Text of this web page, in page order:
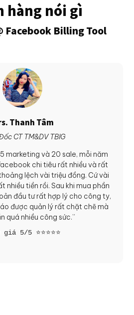
hàng nói gì
Facebook Billing Tool
Thanh Tâm
CT TM&DV TBIG
marketing và 20 sale, mỗi năm
chi tiêu rất nhiều và rất
lệch vài triệu đồng. Cứ vài
nhiều tiền rồi. Sau khi mua phần
đầu tư rất hợp lý cho công ty,
được quản lý rất chặt chẽ mà
quá nhiều công sức.”
giá 5/5 ⭐⭐⭐⭐⭐